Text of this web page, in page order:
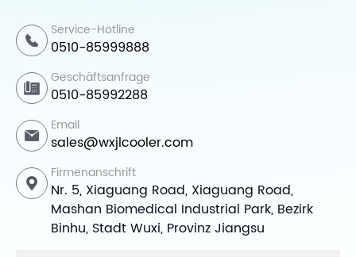
Service-Hotline
0510-85999888
Geschäftsanfrage
0510-85992288
Email
sales@wxjlcooler.com
Firmenanschrift
Nr. 5, Xiaguang Road, Xiaguang Road,
Mashan Biomedical Industrial Park, Bezirk
Binhu, Stadt Wuxi, Provinz Jiangsu